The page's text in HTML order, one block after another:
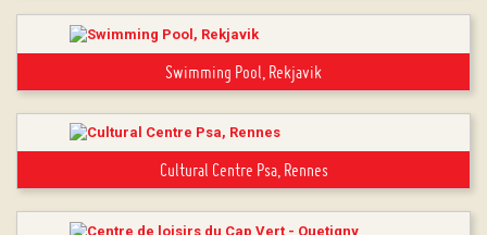
Swimming Pool, Rekjavik
Cultural Centre Psa, Rennes